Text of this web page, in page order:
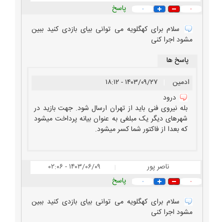
۰ ۰
پاسخ
سلام برای کهگلویه می توانی بیای بازدی کنید ببین
مشود اجرا کنی
پاسخ ها
ادمین
۱۴۰۳/۰۹/۲۷ - ۱۸:۱۲
درود
بله نیروی فنی باید از تهران ارسال شود. جهت بازید در
شهرهای دیگر یک مبلغی به عنوان بیانه پرداخت میشود
که بعدا از فاکتور شما کسر میشود.
ناصر پور | ۱۴۰۳/۰۶/۰۹ - ۰۲:۰۶
۰ ۰
پاسخ
سلام برای کهگلویه می توانی بیای بازدی کنید ببین
مشود اجرا کنی